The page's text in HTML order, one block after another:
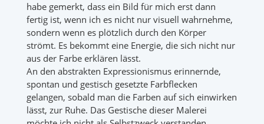
habe gemerkt, dass ein Bild für mich erst dann
fertig ist, wenn ich es nicht nur visuell wahrnehme,
sondern wenn es plötzlich durch den Körper
strömt. Es bekommt eine Energie, die sich nicht nur
aus der Farbe erklären lässt.
An den abstrakten Expressionismus erinnernde,
spontan und gestisch gesetzte Farbflecken
gelangen, sobald man die Farben auf sich einwirken
lässt, zur Ruhe. Das Gestische dieser Malerei